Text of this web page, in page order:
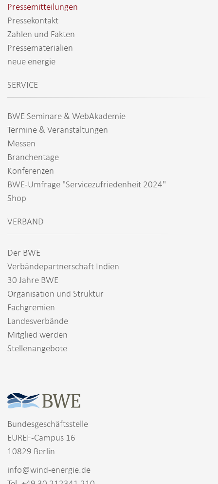
Pressemitteilungen
Pressekontakt
Zahlen und Fakten
Pressematerialien
neue energie
SERVICE
BWE Seminare & WebAkademie
Termine & Veranstaltungen
Messen
Branchentage
Konferenzen
BWE-Umfrage "Servicezufriedenheit 2024"
Shop
VERBAND
Der BWE
Verbändepartnerschaft Indien
30 Jahre BWE
Organisation und Struktur
Fachgremien
Landesverbände
Mitglied werden
Stellenangebote
Bundesgeschäftsstelle
EUREF-Campus 16
10829 Berlin
info@wind-energie.de